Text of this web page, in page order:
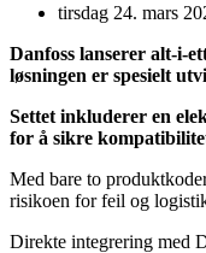
tirsdag 24. mars
Danfoss lanserer alt-i-
løsningen er spesielt
Settet inkluderer en
for å sikre
Med bare to
risikoen for feil og
Direkte integrering med